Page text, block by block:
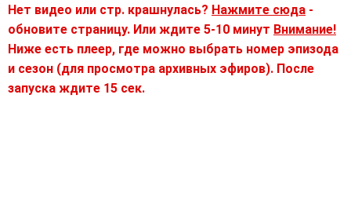
Нет видео или стр. крашнулась? Нажмите сюда -
обновите страницу. Или ждите 5-10 минут Внимание!
Ниже есть плеер, где можно выбрать номер эпизода
и сезон (для просмотра архивных эфиров). После
запуска ждите 15 сек.